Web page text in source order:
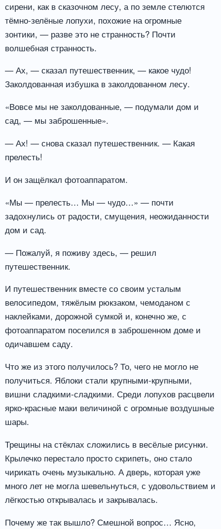
сирени, как в сказочном лесу, а по земле стелются
тёмно-зелёные лопухи, похожие на огромные
зонтики, — разве это не странность? Почти
волшебная странность.
— Ах, — сказал путешественник, — какое чудо!
Заколдованная избушка в заколдованном лесу.
«Вовсе мы не заколдованные, — подумали дом и
сад, — мы заброшенные».
— Ах! — снова сказал путешественник. — Какая
прелесть!
И он защёлкал фотоаппаратом.
«Мы — прелесть… Мы — чудо…» — почти
задохнулись от радости, смущения, неожиданности
дом и сад.
— Пожалуй, я поживу здесь, — решил
путешественник.
И путешественник вместе со своим усталым
велосипедом, тяжёлым рюкзаком, чемоданом с
наклейками, дорожной сумкой и, конечно же, с
фотоаппаратом поселился в заброшенном доме и
одичавшем саду.
Что же из этого получилось? То, чего не могло не
получиться. Яблоки стали крупными-крупными,
вишни сладкими-сладкими. Среди лопухов расцвели
ярко-красные маки величиной с огромные воздушные
шары.
Трещины на стёклах сложились в весёлые рисунки.
Крылечко перестало просто скрипеть, оно стало
чирикать очень музыкально. А дверь, которая уже
много лет не могла шевельнуться, с удовольствием и
лёгкостью открывалась и закрывалась.
Почему же так вышло? Смешной вопрос… Ясно,